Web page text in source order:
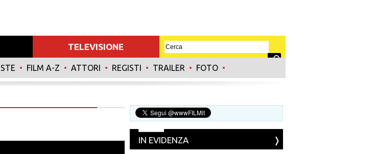
TELEVISIONE
• FILM A-Z • ATTORI • REGISTI • TRAILER • FOTO •
IN EVIDENZA